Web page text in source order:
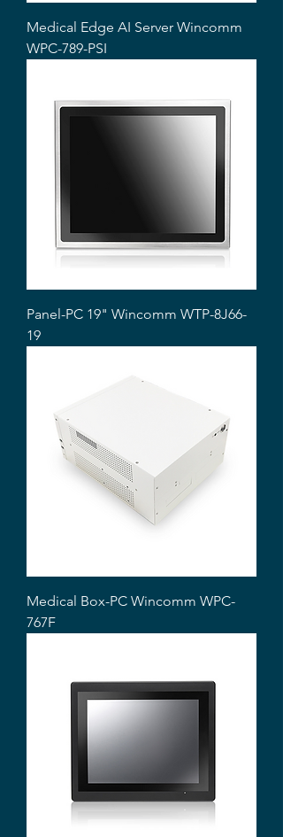
Medical Edge AI Server Wincomm
WPC-789-PSI
Panel-PC 19" Wincomm WTP-8J66-
19
Medical Box-PC Wincomm WPC-
767F